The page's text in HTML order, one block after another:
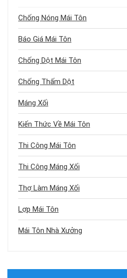
Chống Nóng Mái Tôn
Báo Giá Mái Tôn
Chống Dột Mái Tôn
Chống Thấm Dột
Máng Xối
Kiến Thức Về Mái Tôn
Thi Công Mái Tôn
Thi Công Máng Xối
Thợ Làm Máng Xối
Lợp Mái Tôn
Mái Tôn Nhà Xưởng